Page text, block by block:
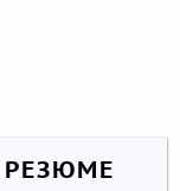
РЕЗЮМЕ